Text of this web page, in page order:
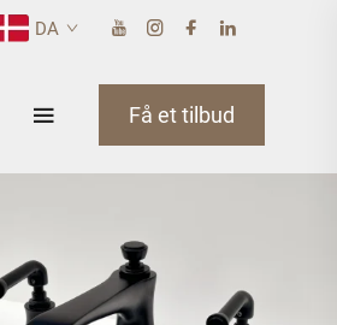
DA
Få et tilbud